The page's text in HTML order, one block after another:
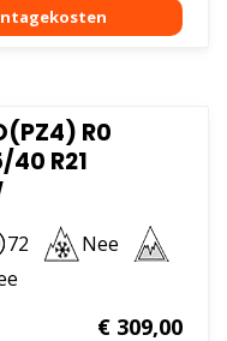
R0
40 R21
72
Nee
€309,00